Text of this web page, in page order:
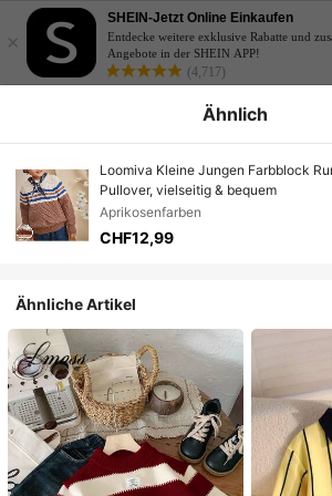
×
SHEIN-Jetzt Online Einkaufen
Entdecke weitere exklusive Rabatte und
Angebote in der SHEIN APP!
(4,717)
Ähnlich
Loomiva Kleine Jungen Farbblock
Pullover, vielseitig & bequem
Aprikosenfarben
CHF12,99
Ähnliche Artikel